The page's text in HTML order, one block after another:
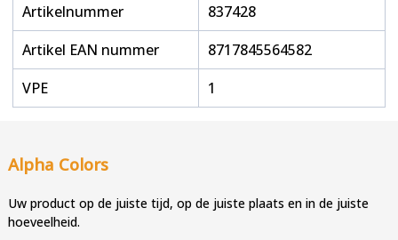
Artikelnummer
837428
Artikel EAN nummer
8717845564582
VPE
1
Alpha Colors
Uw product op de juiste tijd, op de juiste plaats en in de juiste
hoeveelheid.